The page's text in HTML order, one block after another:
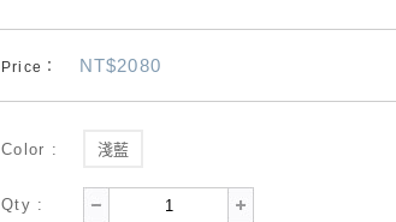
Price： NT$2080
Color : 淺藍
Qty :